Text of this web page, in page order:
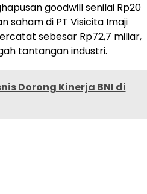
goodwill senilai Rp20
saham di PT Visicita Imaji
sebesar Rp72,7 miliar,
tantangan industri.
Dorong Kinerja BNI di